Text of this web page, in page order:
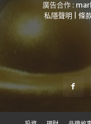
廣告合作 :
私隱聲明
條